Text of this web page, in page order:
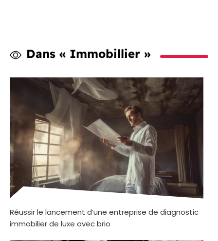
Dans « Immobillier »
Réussir le lancement d’une entreprise de diagnostic
immobilier de luxe avec brio